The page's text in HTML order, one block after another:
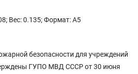
Вес: 0.135; Формат: А5
безопасности для учреждений
ГУПО МВД СССР от 30 июня